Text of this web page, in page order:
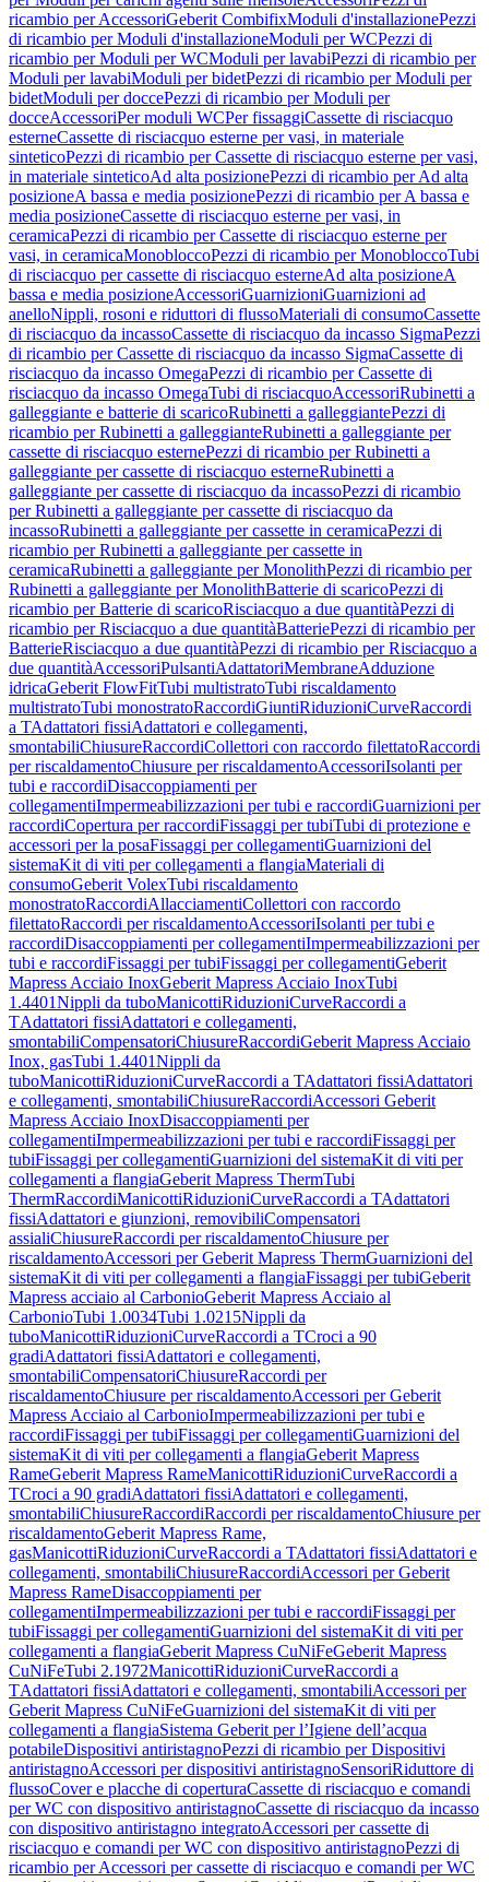
ricambio per AccessoriGeberit CombifixModuli d'installazionePezzi
di ricambio per Moduli d'installazioneModuli per WCPezzi di
ricambio per Moduli per WCModuli per lavabiPezzi di ricambio per
Moduli per lavabiModuli per bidetPezzi di ricambio per Moduli per
bidetModuli per doccePezzi di ricambio per Moduli per
docceAccessoriPer moduli WCPer fissaggiCassette di risciacquo
esterneCassette di risciacquo esterne per vasi, in materiale
sinteticoPezzi di ricambio per Cassette di risciacquo esterne per vasi,
in materiale sinteticoAd alta posizionePezzi di ricambio per Ad alta
posizioneA bassa e media posizionePezzi di ricambio per A bassa e
media posizioneCassette di risciacquo esterne per vasi, in
ceramicaPezzi di ricambio per Cassette di risciacquo esterne per
vasi, in ceramicaMonobloccoPezzi di ricambio per MonobloccoTubi
di risciacquo per cassette di risciacquo esterneAd alta posizioneA
bassa e media posizioneAccessoriGuarnizioniGuarnizioni ad
anelloNippli, rosoni e riduttori di flussoMateriali di consumoCassette
di risciacquo da incassoCassette di risciacquo da incasso SigmaPezzi
di ricambio per Cassette di risciacquo da incasso SigmaCassette di
risciacquo da incasso OmegaPezzi di ricambio per Cassette di
risciacquo da incasso OmegaTubi di risciacquoAccessoriRubinetti a
galleggiante e batterie di scaricoRubinetti a galleggiantePezzi di
ricambio per Rubinetti a galleggianteRubinetti a galleggiante per
cassette di risciacquo esternePezzi di ricambio per Rubinetti a
galleggiante per cassette di risciacquo esterneRubinetti a
galleggiante per cassette di risciacquo da incassoPezzi di ricambio
per Rubinetti a galleggiante per cassette di risciacquo da
incassoRubinetti a galleggiante per cassette in ceramicaPezzi di
ricambio per Rubinetti a galleggiante per cassette in
ceramicaRubinetti a galleggiante per MonolithPezzi di ricambio per
Rubinetti a galleggiante per MonolithBatterie di scaricoPezzi di
ricambio per Batterie di scaricoRisciacquo a due quantitàPezzi di
ricambio per Risciacquo a due quantitàBatteriePezzi di ricambio per
BatterieRisciacquo a due quantitàPezzi di ricambio per Risciacquo a
due quantitàAccessoriPulsantiAdattatoriMembraneAdduzione
idricaGeberit FlowFitTubi multistratoTubi riscaldamento
multistratoTubi monostratoRaccordiGiuntiRiduzioniCurveRaccordi
a TAdattatori fissiAdattatori e collegamenti,
smontabiliChiusureRaccordiCollettori con raccordo filettatoRaccordi
per riscaldamentoChiusure per riscaldamentoAccessoriIsolanti per
tubi e raccordiDisaccoppiamenti per
collegamentiImpermeabilizzazioni per tubi e raccordiGuarnizioni per
raccordiCopertura per raccordiFissaggi per tubiTubi di protezione e
accessori per la posaFissaggi per collegamentiGuarnizioni del
sistemaKit di viti per collegamenti a flangiaMateriali di
consumoGeberit VolexTubi riscaldamento
monostratoRaccordiAllacciamentiCollettori con raccordo
filettatoRaccordi per riscaldamentoAccessoriIsolanti per tubi e
raccordiDisaccoppiamenti per collegamentiImpermeabilizzazioni per
tubi e raccordiFissaggi per tubiFissaggi per collegamentiGeberit
Mapress Acciaio InoxGeberit Mapress Acciaio InoxTubi
1.4401Nippli da tuboManicottiRiduzioniCurveRaccordi a
TAdattatori fissiAdattatori e collegamenti,
smontabiliCompensatoriChiusureRaccordiGeberit Mapress Acciaio
Inox, gasTubi 1.4401Nippli da
tuboManicottiRiduzioniCurveRaccordi a TAdattatori fissiAdattatori
e collegamenti, smontabiliChiusureRaccordiAccessori Geberit
Mapress Acciaio InoxDisaccoppiamenti per
collegamentiImpermeabilizzazioni per tubi e raccordiFissaggi per
tubiFissaggi per collegamentiGuarnizioni del sistemaKit di viti per
collegamenti a flangiaGeberit Mapress ThermTubi
ThermRaccordiManicottiRiduzioniCurveRaccordi a TAdattatori
fissiAdattatori e giunzioni, removibiliCompensatori
assialiChiusureRaccordi per riscaldamentoChiusure per
riscaldamentoAccessori per Geberit Mapress ThermGuarnizioni del
sistemaKit di viti per collegamenti a flangiaFissaggi per tubiGeberit
Mapress acciaio al CarbonioGeberit Mapress Acciaio al
CarbonioTubi 1.0034Tubi 1.0215Nippli da
tuboManicottiRiduzioniCurveRaccordi a TCroci a 90
gradiAdattatori fissiAdattatori e collegamenti,
smontabiliCompensatoriChiusureRaccordi per
riscaldamentoChiusure per riscaldamentoAccessori per Geberit
Mapress Acciaio al CarbonioImpermeabilizzazioni per tubi e
raccordiFissaggi per tubiFissaggi per collegamentiGuarnizioni del
sistemaKit di viti per collegamenti a flangiaGeberit Mapress
RameGeberit Mapress RameManicottiRiduzioniCurveRaccordi a
TCroci a 90 gradiAdattatori fissiAdattatori e collegamenti,
smontabiliChiusureRaccordiRaccordi per riscaldamentoChiusure per
riscaldamentoGeberit Mapress Rame,
gasManicottiRiduzioniCurveRaccordi a TAdattatori fissiAdattatori e
collegamenti, smontabiliChiusureRaccordiAccessori per Geberit
Mapress RameDisaccoppiamenti per
collegamentiImpermeabilizzazioni per tubi e raccordiFissaggi per
tubiFissaggi per collegamentiGuarnizioni del sistemaKit di viti per
collegamenti a flangiaGeberit Mapress CuNiFeGeberit Mapress
CuNiFeTubi 2.1972ManicottiRiduzioniCurveRaccordi a
TAdattatori fissiAdattatori e collegamenti, smontabiliAccessori per
Geberit Mapress CuNiFeGuarnizioni del sistemaKit di viti per
collegamenti a flangiaSistema Geberit per l’Igiene dell’acqua
potabileDispositivi antiristagnoPezzi di ricambio per Dispositivi
antiristagnoAccessori per dispositivi antiristagnoSensoriRiduttore di
flussoCover e placche di coperturaCassette di risciacquo e comandi
per WC con dispositivo antiristagnoCassette di risciacquo da incasso
con dispositivo antiristagno integratoAccessori per cassette di
risciacquo e comandi per WC con dispositivo antiristagnoPezzi di
ricambio per Accessori per cassette di risciacquo e comandi per WC